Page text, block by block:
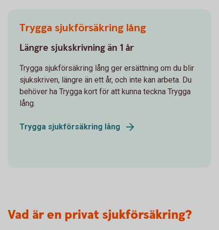
Trygga sjukförsäkring lång
Längre sjukskrivning än 1 år
Trygga sjukförsäkring lång ger ersättning om du blir
sjukskriven, längre än ett år, och inte kan arbeta. Du
behöver ha Trygga kort för att kunna teckna Trygga
lång.
Trygga sjukförsäkring lång
Vad är en privat sjukförsäkring?